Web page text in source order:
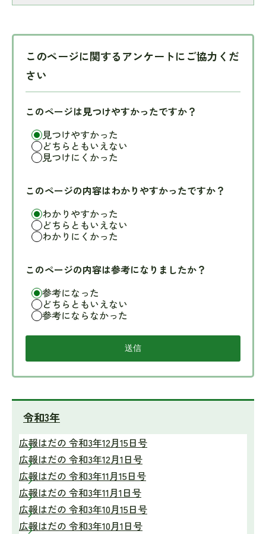
このページに関するアンケートにご協力くだ
さい
このページは見つけやすかったですか？
見つけやすかった
どちらともいえない
見つけにくかった
このページの内容はわかりやすかったですか？
わかりやすかった
どちらともいえない
わかりにくかった
このページの内容は参考になりましたか？
参考になった
どちらともいえない
参考にならなかった
令和3年
広報はだの 令和3年12月15日号
広報はだの 令和3年12月1日号
広報はだの 令和3年11月15日号
広報はだの 令和3年11月1日号
広報はだの 令和3年10月15日号
広報はだの 令和3年10月1日号